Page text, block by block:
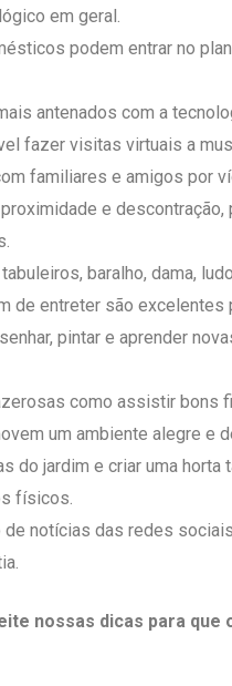
em geral.
podem entrar no
antenados com a
fazer visitas virtuais a
familiares e amigos por
e
baralho, dama,
de entreter são excelentes
pintar e aprender
como assistir bons
um ambiente alegre e
do jardim e criar uma
físicos.
de notícias das redes
nossas dicas para